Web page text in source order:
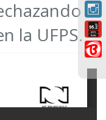
la UFPS.